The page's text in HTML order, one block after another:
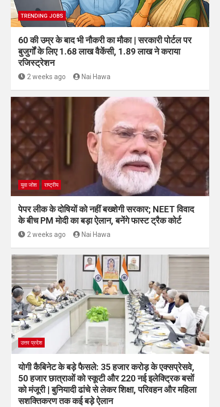
TRENDING JOBS
60 की उम्र के बाद भी नौकरी का मौका | सरकारी पोर्टल पर
बुजुर्गों के लिए 1.68 लाख वैकेंसी, 1.89 लाख ने कराया
रजिस्ट्रेशन
2 weeks ago Nai Hawa
युवा जोश राष्ट्रीय
पेपर लीक के दोषियों को नहीं बख्शेगी सरकार; NEET विवाद
के बीच PM मोदी का बड़ा ऐलान, बनेंगे फास्ट ट्रैक कोर्ट
2 weeks ago Nai Hawa
उत्तर प्रदेश
योगी कैबिनेट के बड़े फैसले: 35 हजार करोड़ के एक्सप्रेसवे,
50 हजार छात्राओं को स्कूटी और 220 नई इलेक्ट्रिक बसों
को मंजूरी | बुनियादी ढांचे से लेकर शिक्षा, परिवहन और महिला
सशक्तिकरण तक कई बड़े ऐलान